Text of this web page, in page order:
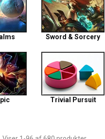
Sword & Sorcery
Trivial Pursuit